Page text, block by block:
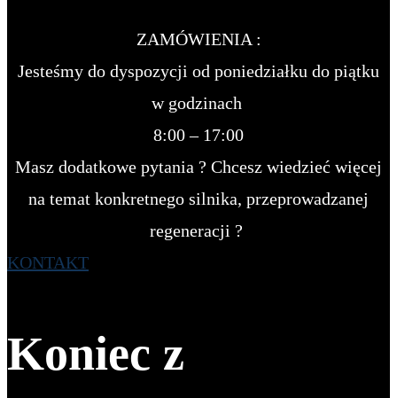
ZAMÓWIENIA :
Jesteśmy do dyspozycji od poniedziałku do piątku
w godzinach
8:00 – 17:00
Masz dodatkowe pytania ? Chcesz wiedzieć więcej
na temat konkretnego silnika, przeprowadzanej
regeneracji ?
KONTAKT
Koniec z